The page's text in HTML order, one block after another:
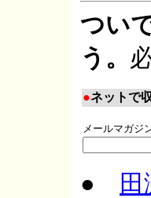
つい
う。
●ネットで
メールマガジ
●